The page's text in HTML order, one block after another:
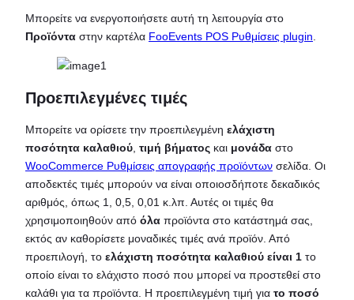
Μπορείτε να ενεργοποιήσετε αυτή τη λειτουργία στο
Προϊόντα στην καρτέλα FooEvents POS Ρυθμίσεις plugin
Προεπιλεγμένες τιμές
Μπορείτε να ορίσετε την προεπιλεγμένη ελάχιστη
ποσότητα καλαθιού τιμή βήματος και μονάδα στο
WooCommerce Ρυθμίσεις απογραφής προϊόντων σελίδα. Οι
αποδεκτές τιμές μπορούν να είναι οποιοσδήποτε δεκαδικός
αριθμός, όπως 1, 0,5, 0,01 κ.λπ. Αυτές οι τιμές θα
χρησιμοποιηθούν από όλα προϊόντα στο κατάστημά σας,
εκτός αν καθορίσετε μοναδικές τιμές ανά προϊόν. Από
προεπιλογή, το ελάχιστη ποσότητα καλαθιού είναι 1 το
οποίο είναι το ελάχιστο ποσό που μπορεί να προστεθεί στο
καλάθι για τα προϊόντα. Η προεπιλεγμένη τιμή για το ποσό